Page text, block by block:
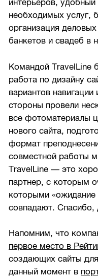
интерьеров, удобный
необходимых услуг,
организация
банкетов и свадеб в
Командой TravelLine
работа по дизайну
вариантов
стороны провели
все фотоматериалы
нового сайта,
формат
совместной работы
TravelLine — это
партнер, с которым
которыми «ожидание
совпадают. Спасибо,
Напомним, что
первое место в
создающих сайты
данный момент в